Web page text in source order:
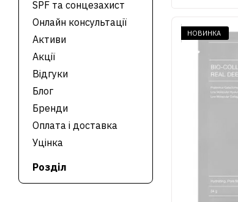
НОВИНКА
SPF та сонцезахист
Онлайн консультації
Активи
Акції
Відгуки
Блог
Бренди
Оплата і доставка
Уцінка
Розділ